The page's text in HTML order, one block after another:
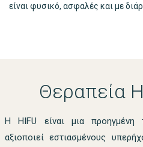
είναι φυσικό, ασφαλές και με
Θεραπεία
Η HIFU είναι μια προηγμένη
αξιοποιεί εστιασμένους